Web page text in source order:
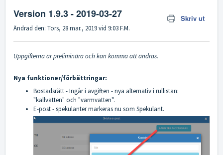
Version 1.9.3 - 2019-03-27 Skriv ut
Ändrad den: Tors, 28 mar., 2019 vid 9:03 F.M.
Uppgifterna är preliminära och kan komma att ändras.
Nya funktioner/förbättringar:
Bostadsrätt - Ingår i avgiften - nya alternativ i rullistan:
"kallvatten" och "varmvatten".
E-post - spekulanter markeras nu som Spekulant.